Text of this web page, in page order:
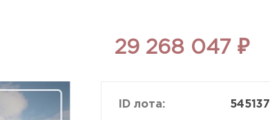
29 268 047 ₽
ID лота: 545137